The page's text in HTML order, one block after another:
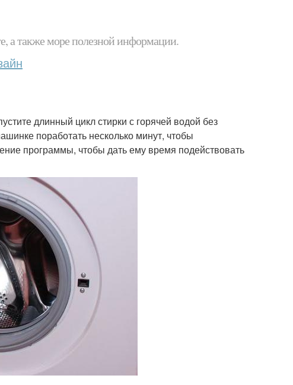
а также море полезной информации.
длинный цикл стирки с горячей водой без
поработать несколько минут, чтобы
программы, чтобы дать ему время подействовать